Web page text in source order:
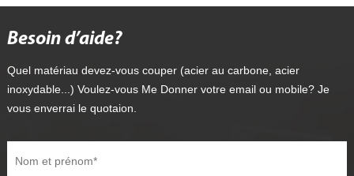
Besoin d’aide?
Quel matériau devez-vous couper (acier au carbone, acier
inoxydable...) Voulez-vous Me Donner votre email ou mobile? Je
vous enverrai le quotaion.